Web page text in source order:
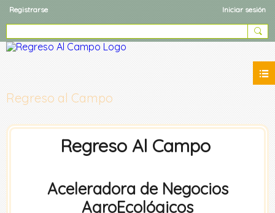
Registrarse Iniciar sesión
Regreso al Campo
Regreso Al Campo
Aceleradora de Negocios
AgroEcológicos